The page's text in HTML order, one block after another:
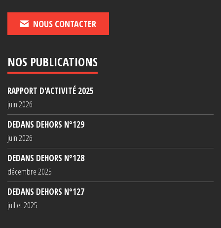
NOUS CONTACTER
NOS PUBLICATIONS
RAPPORT D'ACTIVITÉ 2025
juin 2026
DEDANS DEHORS N°129
juin 2026
DEDANS DEHORS N°128
décembre 2025
DEDANS DEHORS N°127
juillet 2025